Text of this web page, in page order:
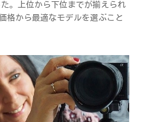
。上位から下位までが揃えられ
格から最適なモデルを選ぶこと